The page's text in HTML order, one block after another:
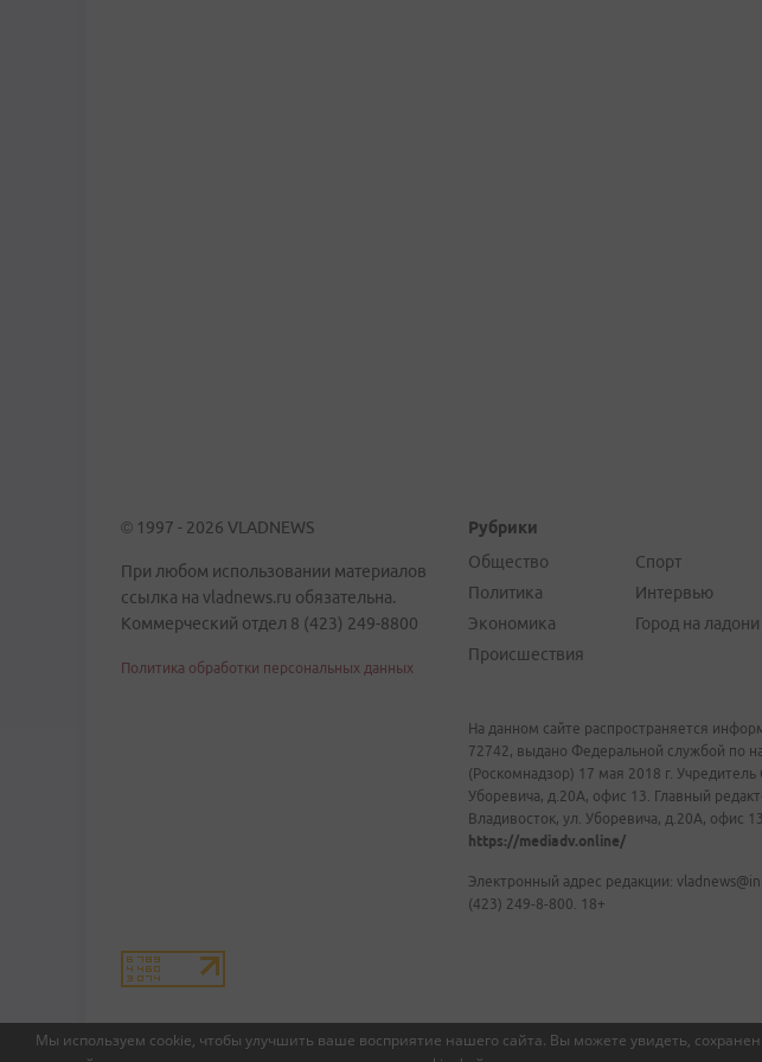
Мы используем cookie, чтобы улучшить ваше восприятие нашего сайта. Вы можете увидеть,
© 1997 - 2026 VLADNEWS
При любом использовании материалов
ссылка на vladnews.ru обязательна.
Коммерческий отдел 8 (423) 249-8800
Политика обработки персональных данных
Рубрики
Общество
Политика
Экономика
Происшествия
Спорт
Интервью
Город на ладони
На данном сайте распространяется
72742, выдано Федеральной службой по
(Роскомнадзор) 17 мая 2018 г.
Уборевича, д.20А, офис 13. Главный
Владивосток, ул. Уборевича, д.20А, офис
https://mediadv.online/
Электронный адрес редакции:
(423) 249-8-800. 18+